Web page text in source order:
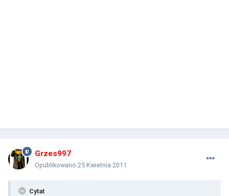
Grzes997
Opublikowano 25 Kwietnia 2011
Cytat